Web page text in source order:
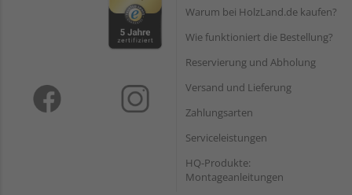
Warum bei HolzLand.de kaufen?
Wie funktioniert die Bestellung?
Reservierung und Abholung
Versand und Lieferung
Zahlungsarten
Serviceleistungen
HQ-Produkte:
Montageanleitungen